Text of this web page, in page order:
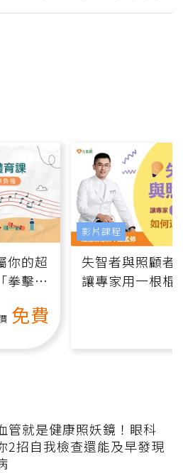
你的超
拳擊有
免費
失智者與照顧者
讓專家用一根棍
影片課程
管就是健康照妖鏡！眼科
2招自我檢查還能及早發現